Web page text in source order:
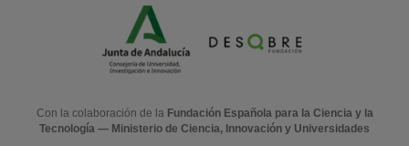
Con la colaboración de la Fundación Española para la Ciencia y la
Tecnología — Ministerio de Ciencia, Innovación y Universidades